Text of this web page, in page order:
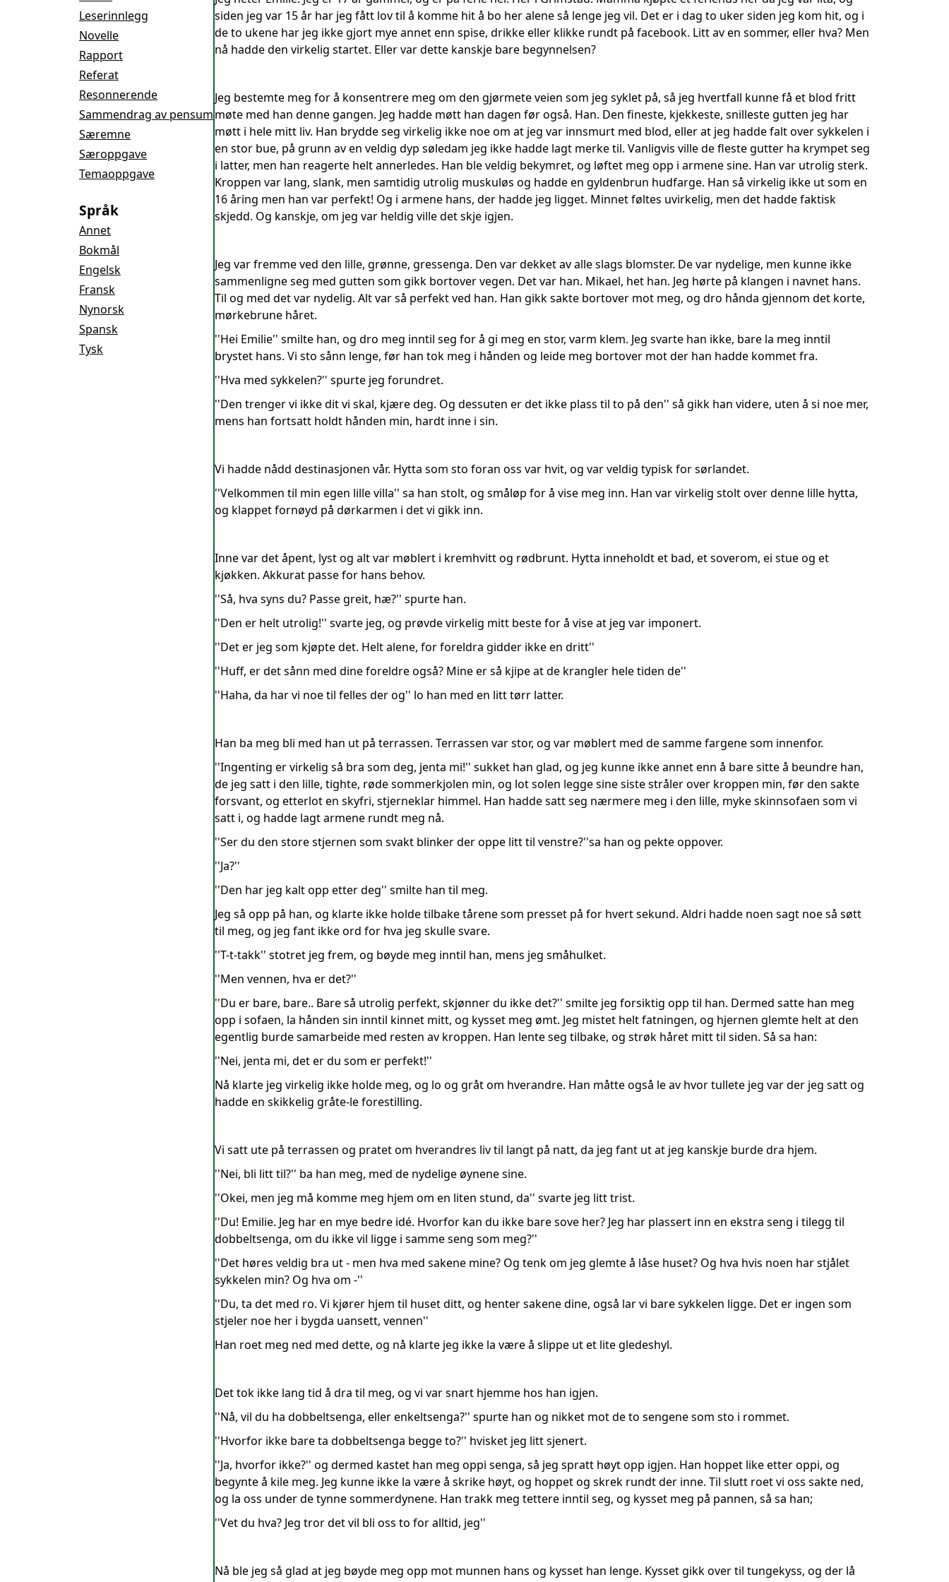
Leserinnlegg
Novelle
Rapport
Referat
Resonnerende
Sammendrag av pensum
Særemne
Særoppgave
Temaoppgave
Språk
Annet
Bokmål
Engelsk
Fransk
Nynorsk
Spansk
Tysk
siden jeg var 15 år har jeg fått lov til å komme hit å bo her alene så lenge jeg vil. Det er i dag to uker siden jeg kom hit, og i
de to ukene har jeg ikke gjort mye annet enn spise, drikke eller klikke rundt på facebook. Litt av en sommer, eller hva? Men
nå hadde den virkelig startet. Eller var dette kanskje bare begynnelsen?
Jeg bestemte meg for å konsentrere meg om den gjørmete veien som jeg syklet på, så jeg hvertfall kunne få et blod fritt
møte med han denne gangen. Jeg hadde møtt han dagen før også. Han. Den fineste, kjekkeste, snilleste gutten jeg har
møtt i hele mitt liv. Han brydde seg virkelig ikke noe om at jeg var innsmurt med blod, eller at jeg hadde falt over sykkelen i
en stor bue, på grunn av en veldig dyp søledam jeg ikke hadde lagt merke til. Vanligvis ville de fleste gutter ha krympet seg
i latter, men han reagerte helt annerledes. Han ble veldig bekymret, og løftet meg opp i armene sine. Han var utrolig sterk.
Kroppen var lang, slank, men samtidig utrolig muskuløs og hadde en gyldenbrun hudfarge. Han så virkelig ikke ut som en
16 åring men han var perfekt! Og i armene hans, der hadde jeg ligget. Minnet føltes uvirkelig, men det hadde faktisk
skjedd. Og kanskje, om jeg var heldig ville det skje igjen.
Jeg var fremme ved den lille, grønne, gressenga. Den var dekket av alle slags blomster. De var nydelige, men kunne ikke
sammenligne seg med gutten som gikk bortover vegen. Det var han. Mikael, het han. Jeg hørte på klangen i navnet hans.
Til og med det var nydelig. Alt var så perfekt ved han. Han gikk sakte bortover mot meg, og dro hånda gjennom det korte,
mørkebrune håret.
''Hei Emilie'' smilte han, og dro meg inntil seg for å gi meg en stor, varm klem. Jeg svarte han ikke, bare la meg inntil
brystet hans. Vi sto sånn lenge, før han tok meg i hånden og leide meg bortover mot der han hadde kommet fra.
''Hva med sykkelen?'' spurte jeg forundret.
''Den trenger vi ikke dit vi skal, kjære deg. Og dessuten er det ikke plass til to på den'' så gikk han videre, uten å si noe mer,
mens han fortsatt holdt hånden min, hardt inne i sin.
Vi hadde nådd destinasjonen vår. Hytta som sto foran oss var hvit, og var veldig typisk for sørlandet.
''Velkommen til min egen lille villa'' sa han stolt, og småløp for å vise meg inn. Han var virkelig stolt over denne lille hytta,
og klappet fornøyd på dørkarmen i det vi gikk inn.
Inne var det åpent, lyst og alt var møblert i kremhvitt og rødbrunt. Hytta inneholdt et bad, et soverom, ei stue og et
kjøkken. Akkurat passe for hans behov.
''Så, hva syns du? Passe greit, hæ?'' spurte han.
''Den er helt utrolig!'' svarte jeg, og prøvde virkelig mitt beste for å vise at jeg var imponert.
''Det er jeg som kjøpte det. Helt alene, for foreldra gidder ikke en dritt''
''Huff, er det sånn med dine foreldre også? Mine er så kjipe at de krangler hele tiden de''
''Haha, da har vi noe til felles der og'' lo han med en litt tørr latter.
Han ba meg bli med han ut på terrassen. Terrassen var stor, og var møblert med de samme fargene som innenfor.
''Ingenting er virkelig så bra som deg, jenta mi!'' sukket han glad, og jeg kunne ikke annet enn å bare sitte å beundre han,
de jeg satt i den lille, tighte, røde sommerkjolen min, og lot solen legge sine siste stråler over kroppen min, før den sakte
forsvant, og etterlot en skyfri, stjerneklar himmel. Han hadde satt seg nærmere meg i den lille, myke skinnsofaen som vi
satt i, og hadde lagt armene rundt meg nå.
''Ser du den store stjernen som svakt blinker der oppe litt til venstre?''sa han og pekte oppover.
''Ja?''
''Den har jeg kalt opp etter deg'' smilte han til meg.
Jeg så opp på han, og klarte ikke holde tilbake tårene som presset på for hvert sekund. Aldri hadde noen sagt noe så søtt
til meg, og jeg fant ikke ord for hva jeg skulle svare.
''T-t-takk'' stotret jeg frem, og bøyde meg inntil han, mens jeg småhulket.
''Men vennen, hva er det?''
''Du er bare, bare.. Bare så utrolig perfekt, skjønner du ikke det?'' smilte jeg forsiktig opp til han. Dermed satte han meg
opp i sofaen, la hånden sin inntil kinnet mitt, og kysset meg ømt. Jeg mistet helt fatningen, og hjernen glemte helt at den
egentlig burde samarbeide med resten av kroppen. Han lente seg tilbake, og strøk håret mitt til siden. Så sa han:
''Nei, jenta mi, det er du som er perfekt!''
Nå klarte jeg virkelig ikke holde meg, og lo og gråt om hverandre. Han måtte også le av hvor tullete jeg var der jeg satt og
hadde en skikkelig gråte-le forestilling.
Vi satt ute på terrassen og pratet om hverandres liv til langt på natt, da jeg fant ut at jeg kanskje burde dra hjem.
''Nei, bli litt til?'' ba han meg, med de nydelige øynene sine.
''Okei, men jeg må komme meg hjem om en liten stund, da'' svarte jeg litt trist.
''Du! Emilie. Jeg har en mye bedre idé. Hvorfor kan du ikke bare sove her? Jeg har plassert inn en ekstra seng i tilegg til
dobbeltsenga, om du ikke vil ligge i samme seng som meg?''
''Det høres veldig bra ut - men hva med sakene mine? Og tenk om jeg glemte å låse huset? Og hva hvis noen har stjålet
sykkelen min? Og hva om -''
''Du, ta det med ro. Vi kjører hjem til huset ditt, og henter sakene dine, også lar vi bare sykkelen ligge. Det er ingen som
stjeler noe her i bygda uansett, vennen''
Han roet meg ned med dette, og nå klarte jeg ikke la være å slippe ut et lite gledeshyl.
Det tok ikke lang tid å dra til meg, og vi var snart hjemme hos han igjen.
''Nå, vil du ha dobbeltsenga, eller enkeltsenga?'' spurte han og nikket mot de to sengene som sto i rommet.
''Hvorfor ikke bare ta dobbeltsenga begge to?'' hvisket jeg litt sjenert.
''Ja, hvorfor ikke?'' og dermed kastet han meg oppi senga, så jeg spratt høyt opp igjen. Han hoppet like etter oppi, og
begynte å kile meg. Jeg kunne ikke la være å skrike høyt, og hoppet og skrek rundt der inne. Til slutt roet vi oss sakte ned,
og la oss under de tynne sommerdynene. Han trakk meg tettere inntil seg, og kysset meg på pannen, så sa han;
''Vet du hva? Jeg tror det vil bli oss to for alltid, jeg''
Nå ble jeg så glad at jeg bøyde meg opp mot munnen hans og kysset han lenge. Kysset gikk over til tungekyss, og der lå